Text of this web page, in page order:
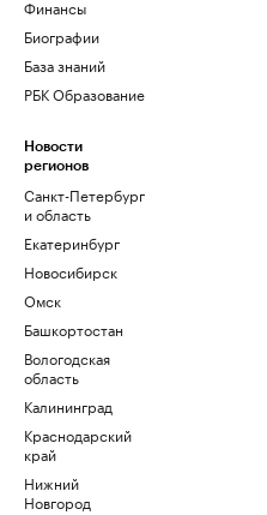
Финансы
Биографии
База знаний
РБК Образование
Новости
регионов
Санкт-Петербург
и область
Екатеринбург
Новосибирск
Омск
Башкортостан
Вологодская
область
Калининград
Краснодарский
край
Нижний
Новгород